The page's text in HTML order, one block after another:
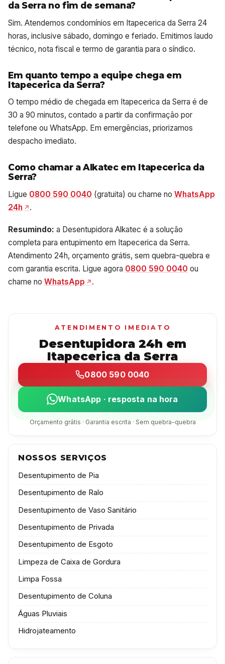
da Serra no fim de semana?
Sim. Atendemos condomínios em Itapecerica da Serra 24
horas, inclusive sábado, domingo e feriado. Emitimos laudo
técnico, nota fiscal e termo de garantia para o síndico.
Em quanto tempo a equipe chega em
Itapecerica da Serra?
O tempo médio de chegada em Itapecerica da Serra é de
30 a 90 minutos, contado a partir da confirmação por
telefone ou WhatsApp. Em emergências, priorizamos
despacho imediato.
Como chamar a Alkatec em Itapecerica da
Serra?
Ligue 0800 590 0040 (gratuita) ou chame no WhatsApp
24h
.
Resumindo: a Desentupidora Alkatec é a solução
completa para entupimento em Itapecerica da Serra.
Atendimento 24h, orçamento grátis, sem quebra-quebra e
com garantia escrita. Ligue agora 0800 590 0040 ou
chame no WhatsApp .
ATENDIMENTO IMEDIATO
Desentupidora 24h em
Itapecerica da Serra
0800 590 0040
WhatsApp · resposta na hora
Orçamento grátis · Garantia escrita · Sem quebra-quebra
NOSSOS SERVIÇOS
Desentupimento de Pia
Desentupimento de Ralo
Desentupimento de Vaso Sanitário
Desentupimento de Privada
Desentupimento de Esgoto
Limpeza de Caixa de Gordura
Limpa Fossa
Desentupimento de Coluna
Águas Pluviais
Hidrojateamento